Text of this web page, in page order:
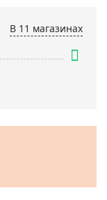
В 11 магазинах